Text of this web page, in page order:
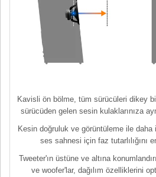
Kavisli ön bölme, tüm sürücüleri dikey
sürücüden gelen sesin kulaklarınıza
Kesin doğruluk ve görüntüleme ile
ses sahnesi için faz tutarlılığını
Tweeter'ın üstüne ve altına
ve woofer'lar, dağılım özelliklerini